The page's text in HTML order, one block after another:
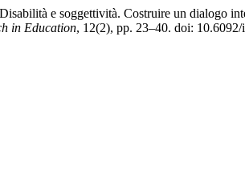
e soggettività. Costruire un dialogo
in Education, 12(2), pp. 23–40. doi: